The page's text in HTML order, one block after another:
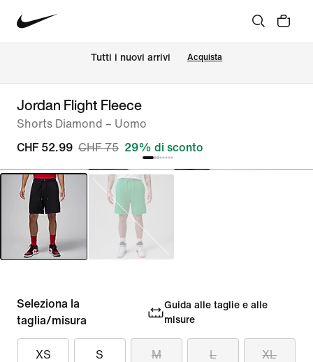
Tutti i nuovi arrivi Acquista
Jordan Flight Fleece
Shorts Diamond – Uomo
CHF 52.99 CHF 75 29% di sconto
Seleziona la
taglia/misura
Guida alle taglie e alle
misure
XS S M L XL